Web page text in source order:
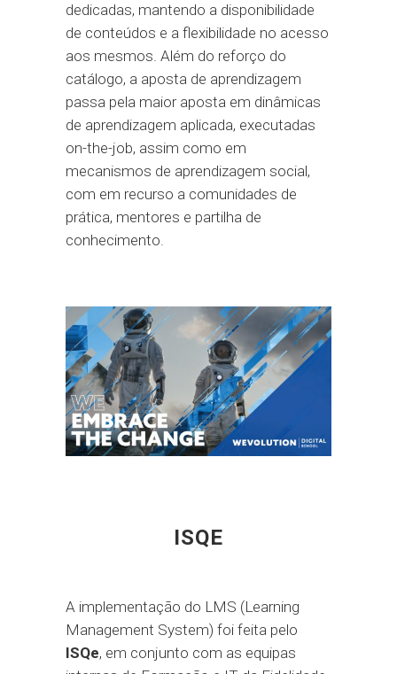
dedicadas, mantendo a disponibilidade
de conteúdos e a flexibilidade no acesso
aos mesmos. Além do reforço do
catálogo, a aposta de aprendizagem
passa pela maior aposta em dinâmicas
de aprendizagem aplicada, executadas
on-the-job, assim como em
mecanismos de aprendizagem social,
com em recurso a comunidades de
prática, mentores e partilha de
conhecimento.
ISQE
A implementação do LMS (Learning
Management System) foi feita pelo
ISQe, em conjunto com as equipas